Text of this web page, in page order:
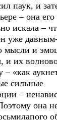
паук, и
– она
искала –
уже
мысли и
и их
– «как
сильные
–
она